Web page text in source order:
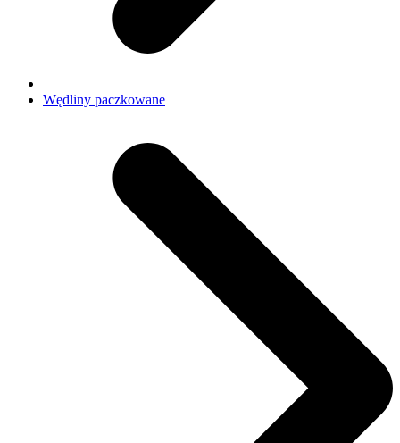
Wędliny paczkowane